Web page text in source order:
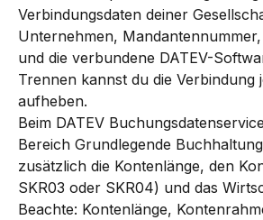
Verbindungsdaten deiner
Unternehmen,
und die verbundene DATEV-
Trennen kannst du die Verbindung
aufheben.
Beim DATEV
Bereich Grundlegende
zusätzlich die Kontenlänge, den
SKR03 oder SKR04) und das
Beachte: Kontenlänge,